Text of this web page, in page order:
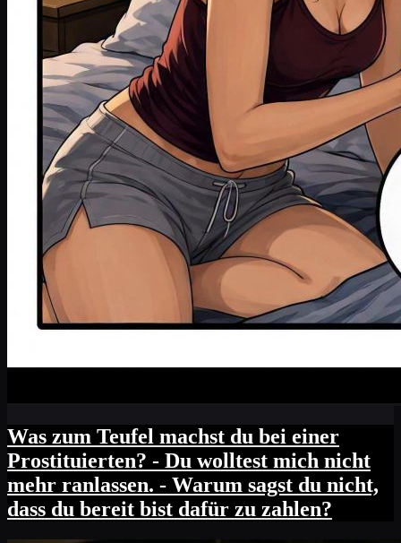
Was zum Teufel machst du bei einer
Prostituierten? - Du wolltest mich nicht
mehr ranlassen. - Warum sagst du nicht,
dass du bereit bist dafür zu zahlen?